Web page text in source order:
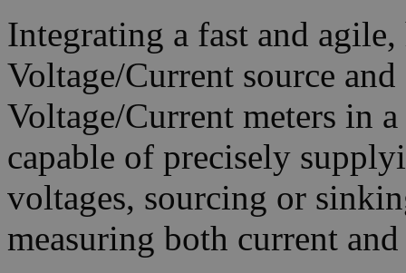
Integrating a fast and
Voltage/Current source and
Voltage/Current meters in
capable of precisely
voltages, sourcing or
measuring both current